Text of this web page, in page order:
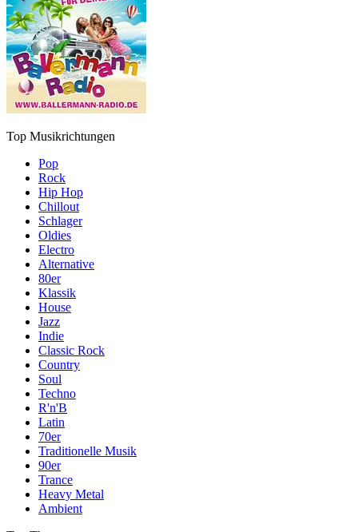
Top Musikrichtungen
Pop
Rock
Hip Hop
Chillout
Schlager
Oldies
Electro
Alternative
80er
Klassik
House
Jazz
Indie
Classic Rock
Country
Soul
Techno
R'n'B
Latin
70er
Traditionelle Musik
90er
Trance
Heavy Metal
Ambient